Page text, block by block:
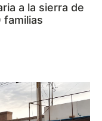
a la sierra de
familias